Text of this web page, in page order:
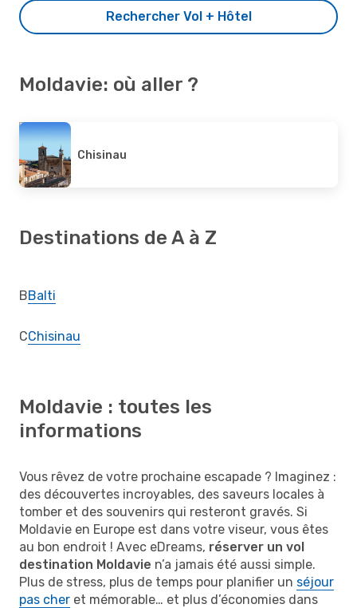
Rechercher Vol + Hôtel
Moldavie: où aller ?
Chisinau
Destinations de A à Z
BBalti
CChisinau
Moldavie : toutes les
informations
Vous rêvez de votre prochaine escapade ? Imaginez :
des découvertes incroyables, des saveurs locales à
tomber et des souvenirs qui resteront gravés. Si
Moldavie en Europe est dans votre viseur, vous êtes
au bon endroit ! Avec eDreams, réserver un vol
destination Moldavie n’a jamais été aussi simple.
Plus de stress, plus de temps pour planifier un séjour
pas cher et mémorable… et plus d’économies dans